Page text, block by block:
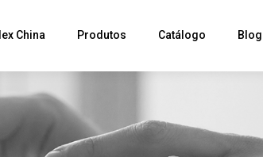
China Produtos Catálogo Blog